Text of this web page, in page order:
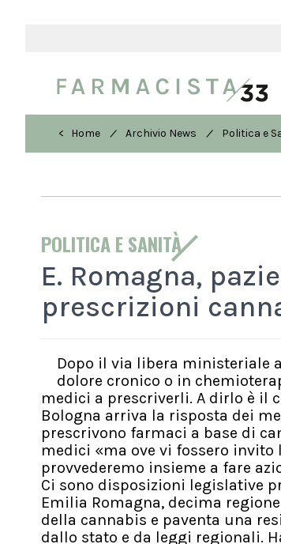
< Home / Archivio News / Politica e
POLITICA E SANITÀ
E. Romagna,
prescrizioni
Dopo il via libera ministeriale
dolore cronico o in
medici a prescriverli. A dirlo è il
Bologna arriva la risposta dei
prescrivono farmaci a base di
medici «ma ove vi fossero
provvederemo insieme a fare
Ci sono disposizioni legislative
Emilia Romagna, decima
della cannabis e paventa una
dallo stato e da leggi regionali.